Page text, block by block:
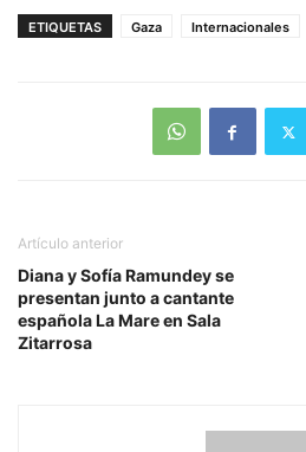
ETIQUETAS Gaza Internacionales
Artículo anterior
Diana y Sofía Ramundey se
presentan junto a cantante
española La Mare en Sala
Zitarrosa